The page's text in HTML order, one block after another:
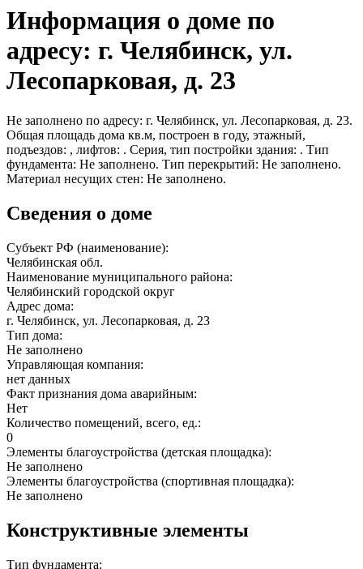
Информация о доме по
адресу: г. Челябинск, ул.
Лесопарковая, д. 23
Не заполнено по адресу: г. Челябинск, ул. Лесопарковая, д. 23.
Общая площадь дома кв.м, построен в году, этажный,
подъездов: , лифтов: . Серия, тип постройки здания: . Тип
фундамента: Не заполнено. Тип перекрытий: Не заполнено.
Материал несущих стен: Не заполнено.
Сведения о доме
Субъект РФ (наименование):
Челябинская обл.
Наименование муниципального района:
Челябинский городской округ
Адрес дома:
г. Челябинск, ул. Лесопарковая, д. 23
Тип дома:
Не заполнено
Управляющая компания:
нет данных
Факт признания дома аварийным:
Нет
Количество помещений, всего, ед.:
0
Элементы благоустройства (детская площадка):
Не заполнено
Элементы благоустройства (спортивная площадка):
Не заполнено
Конструктивные элементы
Тип фундамента: